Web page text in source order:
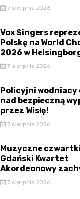
7 sierpnia 2026
Vox Singers
Polskę na World
2026 w
7 sierpnia 2026
Policyjni wodniacy
nad bezpieczną
przez Wisłę!
7 sierpnia 2026
Muzyczne czwartki
Gdański Kwartet
Akordeonowy
7 sierpnia 2026